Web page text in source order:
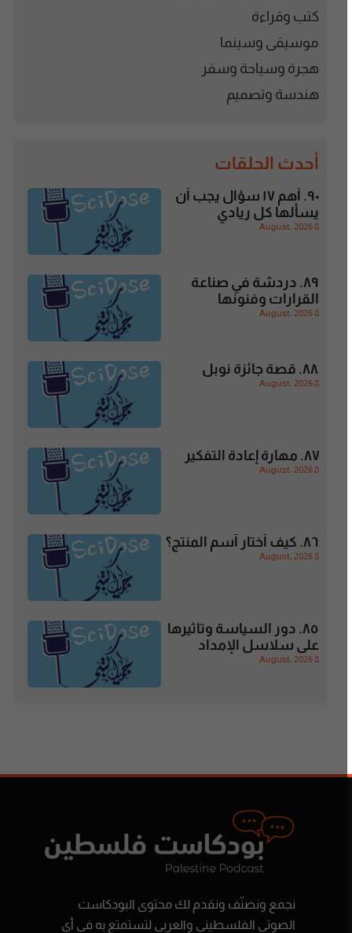
كتب وقراءة
موسيقى وسينما
هجرة وسياحة وسفر
هندسة وتصميم
أحدث الحلقات
٩٠. أهم ١٧ سؤال يجب أن
يسألها كل ريادي
8 August، 2026
٨٩. دردشة في صناعة
القرارات وفنونها
8 August، 2026
٨٨. قصة جائزة نوبل
8 August، 2026
٨٧. مهارة إعادة التفكير
8 August، 2026
٨٦. كيف أختار آسم المنتج؟
8 August، 2026
٨٥. دور السياسة وتاثيرها
على سلاسل الإمداد
8 August، 2026
نجمع ونصنّف ونقدم لك محتوى البودكاست
الصوتي الفلسطيني والعربي لتستمتع به في أي